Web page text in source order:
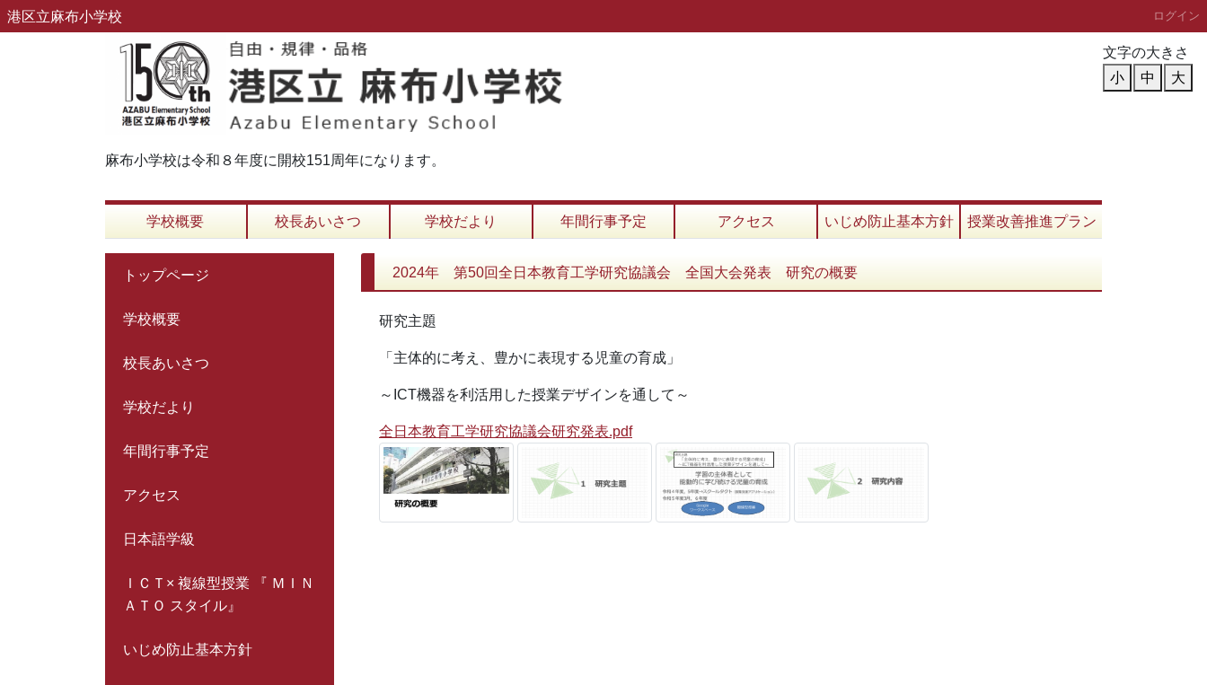
港区立麻布小学校 ログイン
文字の大きさ
小
中 大
麻布小学校は令和８年度に開校151周年になります。
学校概要 校長あいさつ 学校だより 年間行事予定 アクセス いじめ防止基本方針 授業改善推進プラン
トップページ
学校概要
校長あいさつ
学校だより
年間行事予定
アクセス
日本語学級
ＩＣＴ× 複線型授業 『 ＭＩＮ
ＡＴＯ スタイル』
いじめ防止基本方針
2024年 第50回全日本教育工学研究協議会 全国大会発表 研究の概要
研究主題
「主体的に考え、豊かに表現する児童の育成」
～ICT機器を利活用した授業デザインを通して～
全日本教育工学研究協議会研究発表.pdf